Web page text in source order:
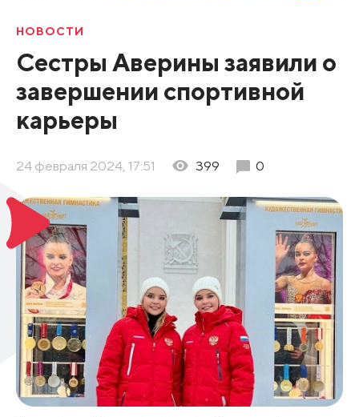
НОВОСТИ
Сестры Аверины заявили о
завершении спортивной
карьеры
24 февраля 2024, 17:51 399 0